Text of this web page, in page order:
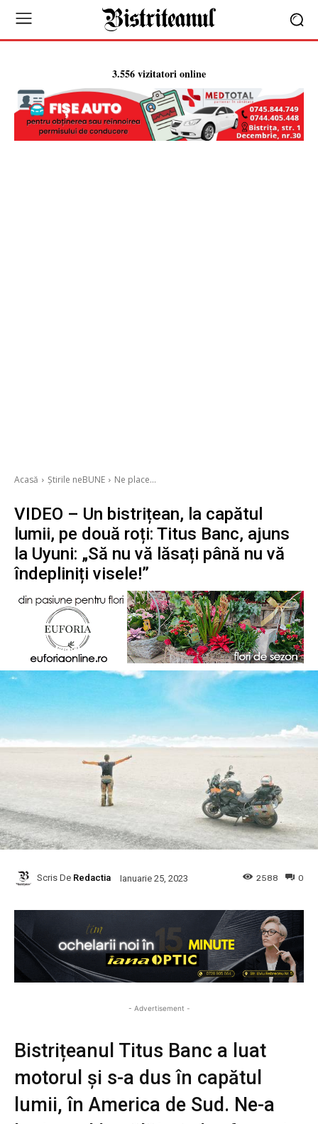
3.556 vizitatori online
Acasă Știrile neBUNE Ne place...
VIDEO – Un bistrițean, la capătul
lumii, pe două roți: Titus Banc, ajuns
la Uyuni: „Să nu vă lăsați până nu vă
îndepliniți visele!”
Scris De Redactia Ianuarie 25, 2023 0
2588
- Advertisement -
Bistrițeanul Titus Banc a luat
motorul și s-a dus în capătul
lumii, în America de Sud. Ne-a